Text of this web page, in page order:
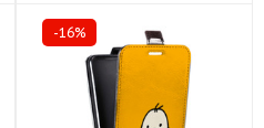
-16%